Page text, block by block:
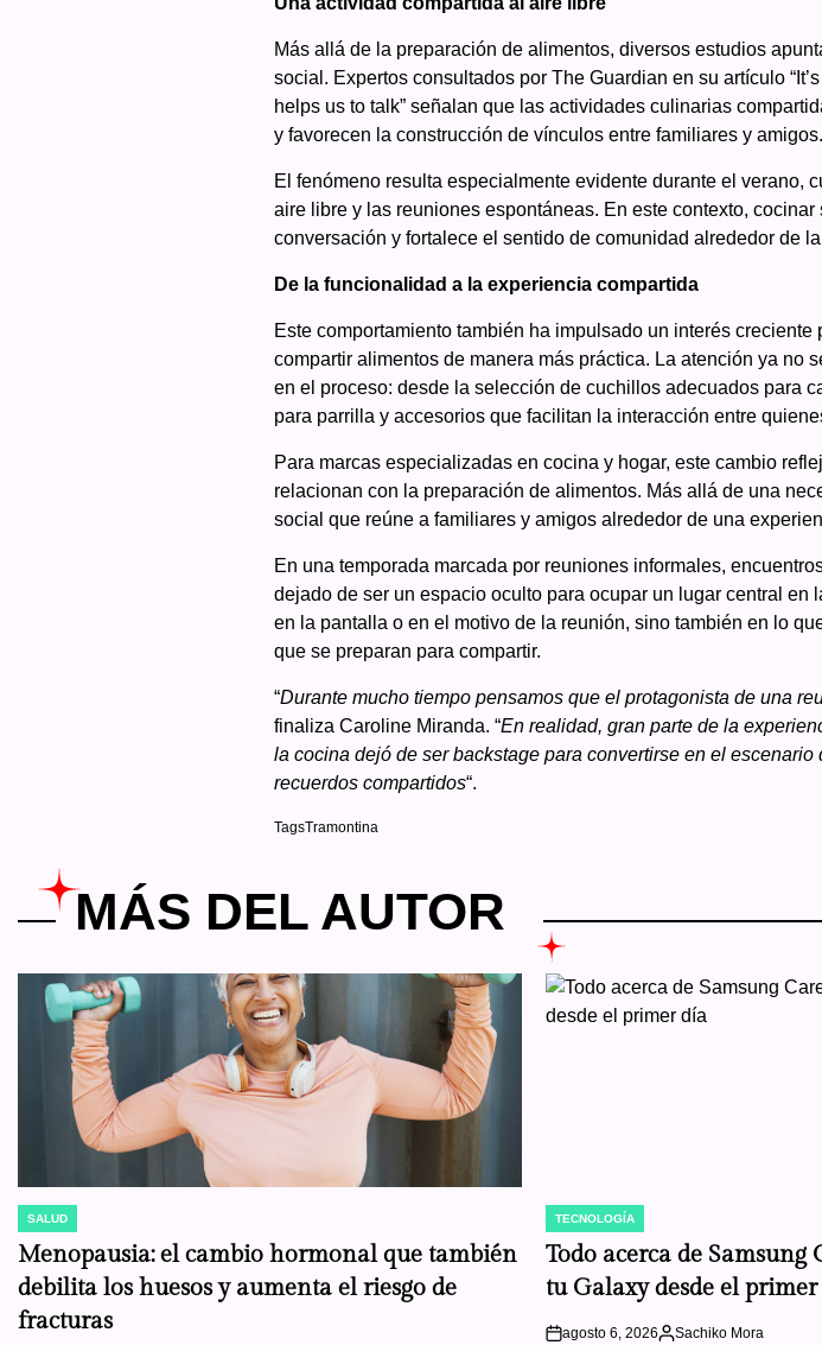
Más allá de la preparación de alimentos, diversos estudios
social. Expertos consultados por The Guardian en su artículo
helps us to talk” señalan que las actividades culinarias
y favorecen la construcción de vínculos entre familiares y amigos.
El fenómeno resulta especialmente evidente durante el verano,
aire libre y las reuniones espontáneas. En este contexto,
conversación y fortalece el sentido de comunidad alrededor de
De la funcionalidad a la experiencia compartida
Este comportamiento también ha impulsado un interés
compartir alimentos de manera más práctica. La atención ya no
en el proceso: desde la selección de cuchillos adecuados para
para parrilla y accesorios que facilitan la interacción entre
Para marcas especializadas en cocina y hogar, este cambio
relacionan con la preparación de alimentos. Más allá de una
social que reúne a familiares y amigos alrededor de una
En una temporada marcada por reuniones informales,
dejado de ser un espacio oculto para ocupar un lugar central
en la pantalla o en el motivo de la reunión, sino también en lo
que se preparan para compartir.
“Durante mucho tiempo pensamos que el protagonista de una
finaliza Caroline Miranda. “En realidad, gran parte de la
la cocina dejó de ser backstage para convertirse en el
recuerdos compartidos“.
TagsTramontina
MÁS DEL AUTOR
POSTED
IN
SALUD
Menopausia: el cambio hormonal que también
debilita los huesos y aumenta el riesgo de
fracturas
POSTED
IN
TECNOLOGÍA
Todo acerca de Samsung
tu Galaxy desde el
agosto 6, 2026 Sachiko Mora